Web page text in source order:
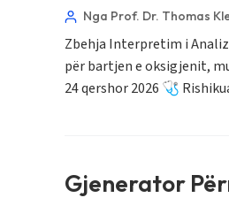
Nga Prof. Dr. Thomas
Zbehja Interpretim i
për bartjen e oksigjenit,
24 qershor 2026 🩺
Gjenerator
Tagalog
Kiswahili
አማርኛ
Українська